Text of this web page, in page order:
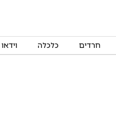
חרדים כלכלה וידאו